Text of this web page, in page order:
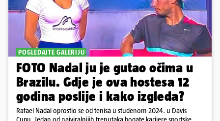
POGLEDAJTE GALERIJU
FOTO Nadal ju je gutao očima u
Brazilu. Gdje je ova hostesa 12
godina poslije i kako izgleda?
Rafael Nadal oprostio se od tenisa u studenom 2024. u Davis